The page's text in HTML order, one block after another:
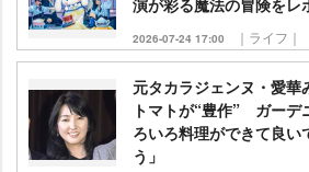
演が彩る魔法の冒険をレ
2026-07-24 17:00 ｜ライフ｜
元タカラジェンヌ・愛華
トマトが“豊作” ガーデ
ろいろ料理ができて良い
う」